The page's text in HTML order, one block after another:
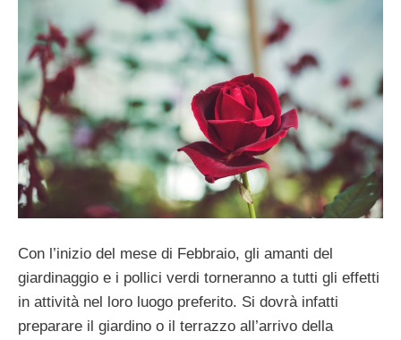
Con l’inizio del mese di Febbraio, gli amanti del
giardinaggio e i pollici verdi torneranno a tutti gli effetti
in attività nel loro luogo preferito. Si dovrà infatti
preparare il giardino o il terrazzo all’arrivo della